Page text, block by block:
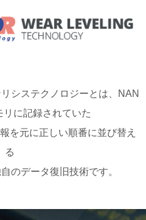
システクノロジーとは、NAN
リに記録されていた
を元に正しい順番に並び替え
る
のデータ復旧技術です。